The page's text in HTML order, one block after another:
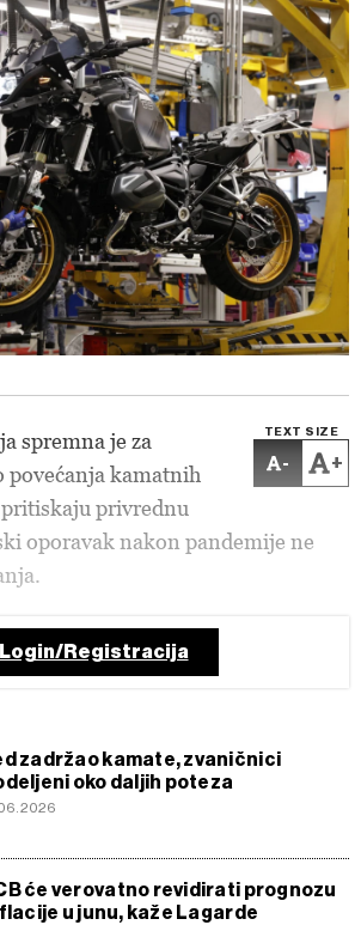
TEXT SIZE
- +
spremna je za
povećanja kamatnih
privrednu
oporavak nakon pandemije ne
Login/Registracija
zadržao kamate, zvaničnici
oko daljih poteza
će verovatno revidirati prognozu
u junu, kaže Lagarde